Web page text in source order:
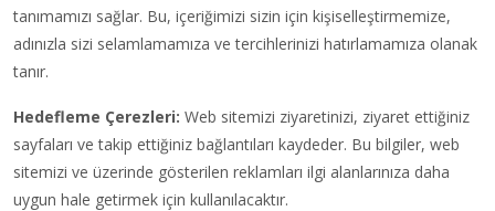
tanımamızı sağlar. Bu, içeriğimizi sizin için kişiselleştirmemize,
adınızla sizi selamlamamıza ve tercihlerinizi hatırlamamıza olanak
tanır.
Hedefleme Çerezleri: Web sitemizi ziyaretinizi, ziyaret ettiğiniz
sayfaları ve takip ettiğiniz bağlantıları kaydeder. Bu bilgiler, web
sitemizi ve üzerinde gösterilen reklamları ilgi alanlarınıza daha
uygun hale getirmek için kullanılacaktır.